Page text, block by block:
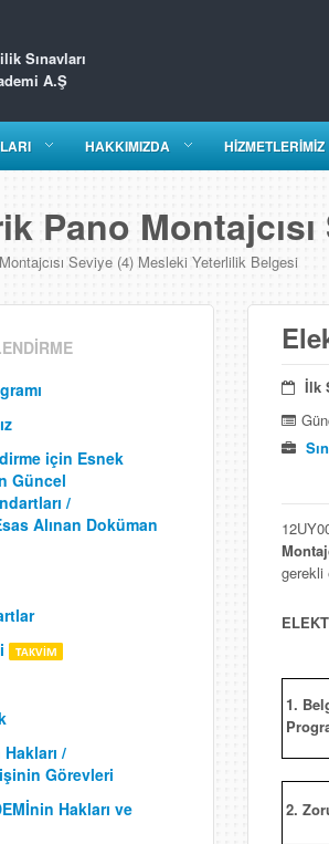
Sınavları
A.Ş
HAKKIMIZDA HİZMETLERİMİZ
Pano Montajcısı
Seviye (4) Mesleki Yeterlilik Belgesi
için Esnek
Güncel
/
Alınan Doküman
/
Görevleri
Hakları ve
İlk
gerekli
1.
2.